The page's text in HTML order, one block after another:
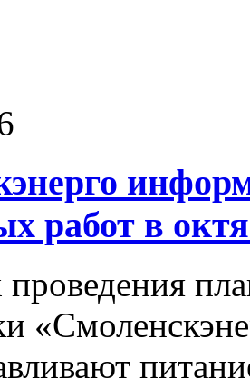
работ в
проведения